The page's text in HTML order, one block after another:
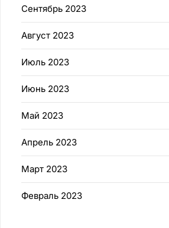
Сентябрь 2023
Август 2023
Июль 2023
Июнь 2023
Май 2023
Апрель 2023
Март 2023
Февраль 2023